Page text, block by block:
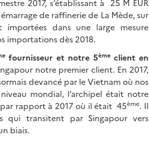
2017, s’établissant à 25 M EUR
de raffinerie de La Mède, sur
dans une large mesure
importations dès 2018.
fournisseur et notre 5èmeclient en
notre premier client. En 2017,
devancé par le Vietnam où nos
mondial, l’archipel était notre
rapport à 2017 où il était 45ème. Il
qui transitent par Singapour vers
biais.